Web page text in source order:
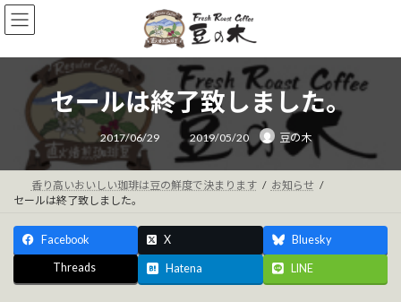
コ
ン
ン
プ
ナ
ビ
ー
動
セールは終了致しました。
2017/06/29
最
終
更
新
日
時
:
2019/05/20 豆の木
香り高いおいしい珈琲は豆の鮮度で決まります
お知らせ
セールは終了致しました。
Facebook X Bluesky
Threads Hatena LINE